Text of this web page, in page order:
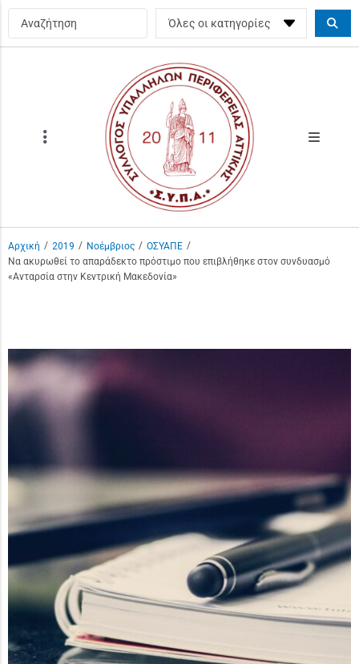
Αρχική / 2019 / Νοέμβριος / ΟΣΥΑΠΕ /
Να ακυρωθεί το απαράδεκτο πρόστιμο που επιβλήθηκε στον συνδυασμό
«Ανταρσία στην Κεντρική Μακεδονία»